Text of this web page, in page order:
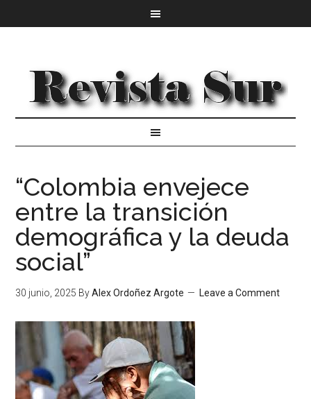
“Colombia envejece
entre la transición
demográfica y la deuda
social”
30 junio, 2025 ByAlex Ordoñez Argote Leave a Comment